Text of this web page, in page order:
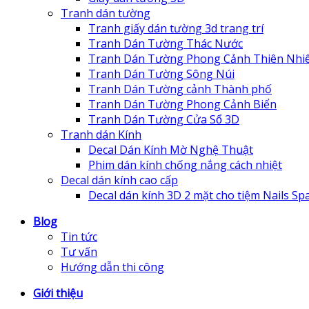
Tranh dán tường
Tranh giấy dán tường 3d trang trí
Tranh Dán Tường Thác Nước
Tranh Dán Tường Phong Cảnh Thiên
Tranh Dán Tường Sông Núi
Tranh Dán Tường cảnh Thành phố
Tranh Dán Tường Phong Cảnh Biển
Tranh Dán Tường Cửa Sổ 3D
Tranh dán Kính
Decal Dán Kính Mờ Nghệ Thuật
Phim dán kính chống nắng cách nhiệt
Decal dán kính cao cấp
Decal dán kính 3D 2 mặt cho tiệm Nails
Blog
Tin tức
Tư vấn
Hướng dẫn thi công
Giới thiệu